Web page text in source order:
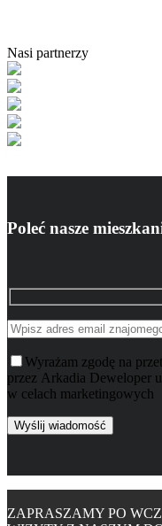
Nasi partnerzy
Poleć nasze
Wyrażam zgodę na
przez Arkadia Deweloper
w celach marketingowych
ZAPRASZAMY PO